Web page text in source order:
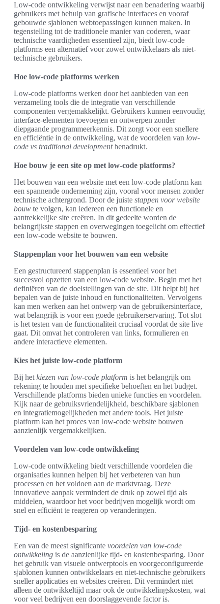
Low-code ontwikkeling verwijst naar een benadering waarbij
gebruikers met behulp van grafische interfaces en vooraf
gebouwde sjablonen webtoepassingen kunnen maken. In
tegenstelling tot de traditionele manier van coderen, waar
technische vaardigheden essentieel zijn, biedt low-code
platforms een alternatief voor zowel ontwikkelaars als niet-
technische gebruikers.
Hoe low-code platforms werken
Low-code platforms werken door het aanbieden van een
verzameling tools die de integratie van verschillende
componenten vergemakkelijkt. Gebruikers kunnen eenvoudig
interface-elementen toevoegen en ontwerpen zonder
diepgaande programmeerkennis. Dit zorgt voor een snellere
en efficiëntie in de ontwikkeling, wat de voordelen van low-
code vs traditional developmentbenadrukt.
Hoe bouw je een site op met low-code platforms?
Het bouwen van een website met een low-code platform kan
een spannende onderneming zijn, vooral voor mensen zonder
technische achtergrond. Door de juiste stappen voor website
bouw te volgen, kan iedereen een functionele en
aantrekkelijke site creëren. In dit gedeelte worden de
belangrijkste stappen en overwegingen toegelicht om effectief
een low-code website te bouwen.
Stappenplan voor het bouwen van een website
Een gestructureerd stappenplan is essentieel voor het
succesvol opzetten van een low-code website. Begin met het
definiëren van de doelstellingen van de site. Dit helpt bij het
bepalen van de juiste inhoud en functionaliteiten. Vervolgens
kan men werken aan het ontwerp van de gebruikersinterface,
wat belangrijk is voor een goede gebruikerservaring. Tot slot
is het testen van de functionaliteit cruciaal voordat de site live
gaat. Dit omvat het controleren van links, formulieren en
andere interactieve elementen.
Kies het juiste low-code platform
Bij het kiezen van low-code platform is het belangrijk om
rekening te houden met specifieke behoeften en het budget.
Verschillende platforms bieden unieke functies en voordelen.
Kijk naar de gebruiksvriendelijkheid, beschikbare sjablonen
en integratiemogelijkheden met andere tools. Het juiste
platform kan het proces van low-code website bouwen
aanzienlijk vergemakkelijken.
Voordelen van low-code ontwikkeling
Low-code ontwikkeling biedt verschillende voordelen die
organisaties kunnen helpen bij het verbeteren van hun
processen en het voldoen aan de marktvraag. Deze
innovatieve aanpak vermindert de druk op zowel tijd als
middelen, waardoor het voor bedrijven mogelijk wordt om
snel en efficiënt te reageren op veranderingen.
Tijd- en kostenbesparing
Een van de meest significante voordelen van low-code
ontwikkeling is de aanzienlijke tijd- en kostenbesparing. Door
het gebruik van visuele ontwerptools en voorgeconfigureerde
sjablonen kunnen ontwikkelaars en niet-technische gebruikers
sneller applicaties en websites creëren. Dit vermindert niet
alleen de ontwikkeltijd maar ook de ontwikkelingskosten, wat
voor veel bedrijven een doorslaggevende factor is.